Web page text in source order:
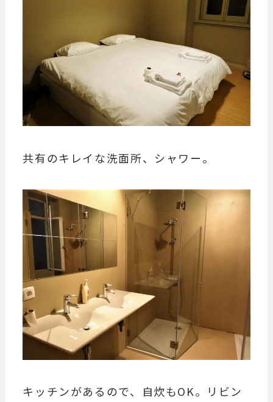
共有のキレイな洗面所、シャワー。
キッチンがあるので、自炊もOK。リビン